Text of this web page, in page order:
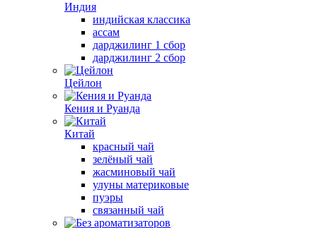
Индия
индийская классика
ассам
дарджилинг 1 сбор
дарджилинг 2 сбор
Цейлон
Кения и Руанда
Китай
красный чай
зелёный чай
жасминовый чай
улуны материковые
пуэры
связанный чай